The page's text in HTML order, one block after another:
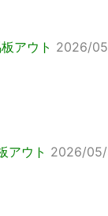
アウト 2026/
アウト 2026/05/